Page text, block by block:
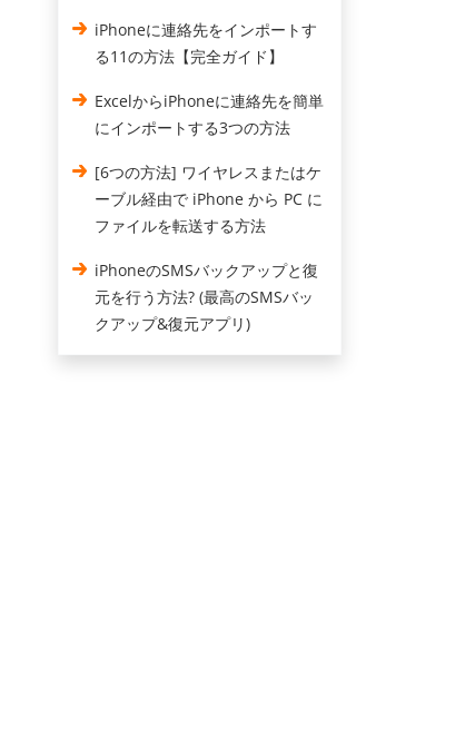
iPhoneに連絡先をインポートす
る1​​1の方法【完全ガイド】
ExcelからiPhoneに連絡先を簡単
にインポートする3つの方法
[6つの方法] ワイヤレスまたはケ
ーブル経由で iPhone から PC に
ファイルを転送する方法
iPhoneのSMSバックアップと復
元を行う方法? (最高のSMSバッ
クアップ&復元アプリ)